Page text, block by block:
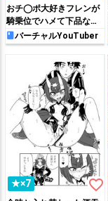
おチ◯ポ大好きフレンが
騎乗位でハメて下品な声
を出しながら感じちゃう
♡
バーチャルYouTuber
★×7 favorite_border